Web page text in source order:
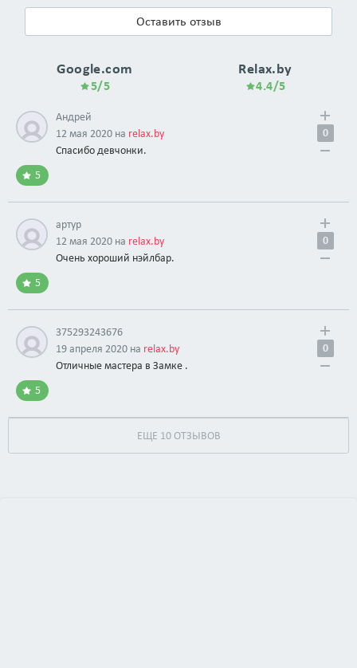
Оставить отзыв
Google.com
5/5
Relax.by
4.4/5
Андрей
12 мая 2020 на relax.by
Спасибо девчонки.
0
5
артур
12 мая 2020 на relax.by
Очень хороший нэйлбар.
0
5
375293243676
19 апреля 2020 на relax.by
Отличные мастера в Замке .
0
5
ЕЩЕ 10 ОТЗЫВОВ